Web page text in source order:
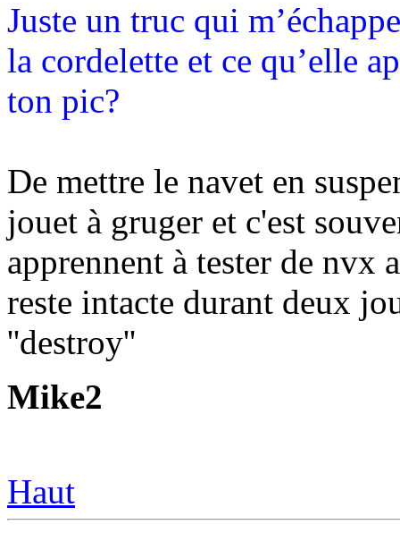
Juste un truc qui
la cordelette et ce qu’elle
ton pic?
De mettre le navet en
jouet à gruger et c'est
apprennent à tester de nvx
reste intacte durant deux
''destroy''
Mike2
Haut